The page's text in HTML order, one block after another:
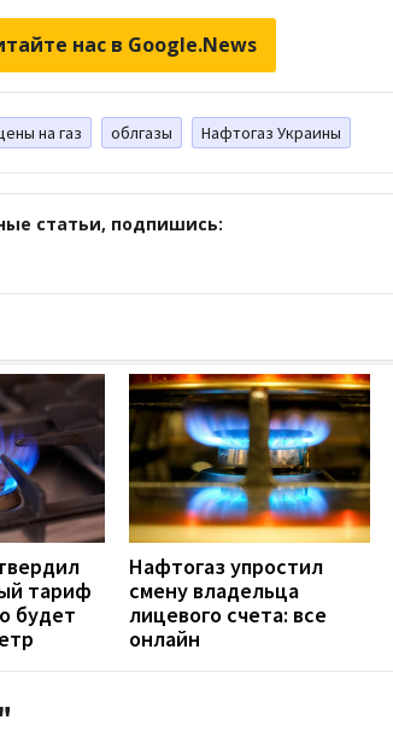
нас в Google.News
на газ облгазы Нафтогаз Украины
статьи, подпишись:
тариф
будет
Нафтогаз упростил
смену владельца
лицевого счета: все
онлайн